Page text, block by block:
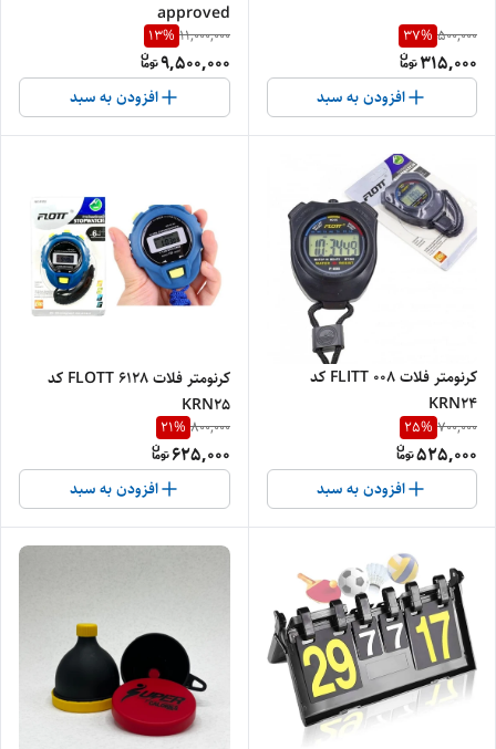
500,000
37%
315,000
افزودن به سبد
approved
11,000,000
13%
9,500,000
افزودن به سبد
کرنومتر فلات 008 FLITT کد
KRN24
700,000
25%
525,000
افزودن به سبد
کرنومتر فلات FLOTT 6128 کد
KRN25
800,000
21%
625,000
افزودن به سبد